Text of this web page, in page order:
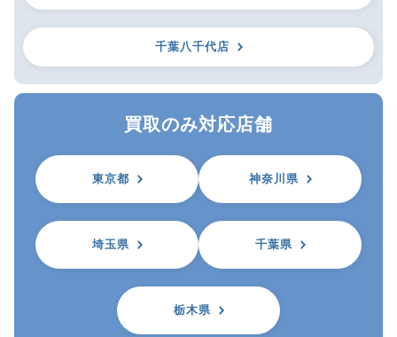
千葉八千代店
買取のみ対応店舗
東京都 神奈川県
埼玉県 千葉県
栃木県